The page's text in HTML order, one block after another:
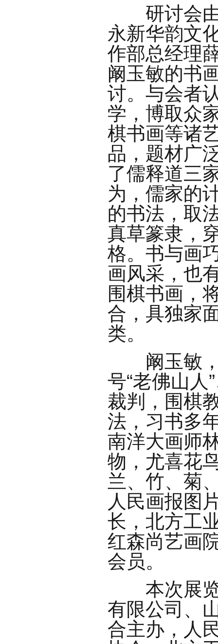
研讨会由
永新华韵文
作部总经理
阚玉敏的书
讨。与会者
学，博取众
棋书画等诸
品，题材广
了儒释道三
为，儒家的
的书法，取
真草篆隶，
格。书与画
画风采，也
围棋书画，
合，具独家
类。
阚玉敏，
号“老佛山人
裁判，围棋
法，习书多
南洋大画师
物，尤喜花
兰、竹、菊
人民画报图
长，北方工
红森尚艺画
会员。
本次展览
有限公司、
合主办，人